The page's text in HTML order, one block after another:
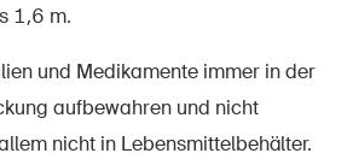
1,6 m.
und Medikamente immer in der
aufbewahren und nicht
nicht in Lebensmittelbehälter.